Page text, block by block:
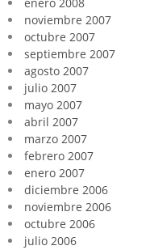
enero 2008
noviembre 2007
octubre 2007
septiembre 2007
agosto 2007
julio 2007
mayo 2007
abril 2007
marzo 2007
febrero 2007
enero 2007
diciembre 2006
noviembre 2006
octubre 2006
julio 2006